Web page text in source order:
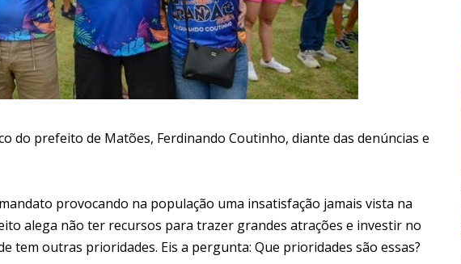
do prefeito de Matões, Ferdinando Coutinho, diante das denúncias e
provocando na população uma insatisfação jamais vista na
alega não ter recursos para trazer grandes atrações e investir no
tem outras prioridades. Eis a pergunta: Que prioridades são essas?